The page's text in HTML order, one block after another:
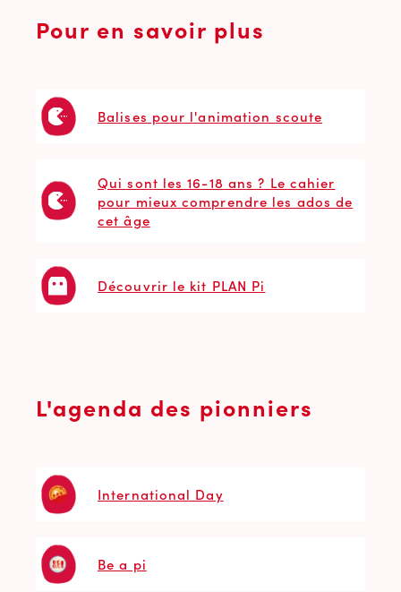
Pour en savoir plus
Balises pour l'animation scoute
Qui sont les 16-18 ans ? Le cahier
pour mieux comprendre les ados de
cet âge
Découvrir le kit PLAN Pi
L'agenda des pionniers
International Day
Be a pi